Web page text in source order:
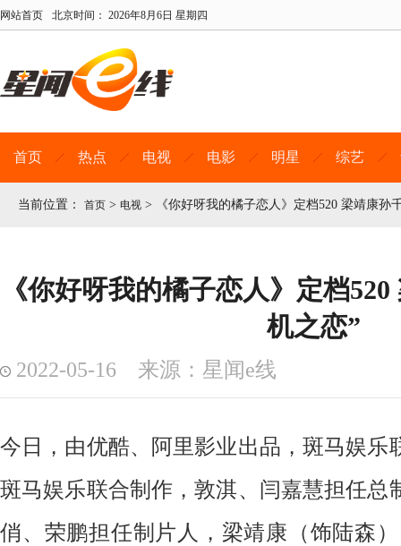
网站首页 北京时间： 2026年8月6日 星期四
首页 热点 电视 电影 明星 综艺
当前位置： 首页 > 电视 > 《你好呀我的橘子恋人》定档520 梁靖康孙
《你好呀我的橘子恋人》定档
机之恋”
2022-05-16 来源：星闻e线
今日，由优酷、阿里影业出品，斑马娱乐
斑马娱乐联合制作，敦淇、闫嘉慧担任总
俏、荣鹏担任制片人，梁靖康（饰陆森